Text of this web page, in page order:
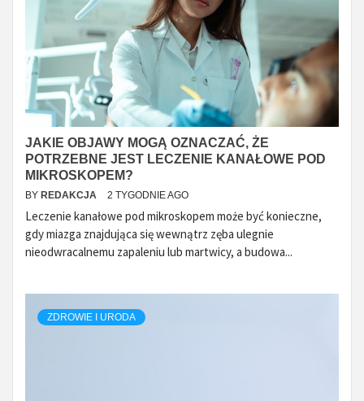
JAKIE OBJAWY MOGĄ OZNACZAĆ, ŻE
POTRZEBNE JEST LECZENIE KANAŁOWE POD
MIKROSKOPEM?
BY REDAKCJA 2 TYGODNIE AGO
Leczenie kanałowe pod mikroskopem może być konieczne,
gdy miazga znajdująca się wewnątrz zęba ulegnie
nieodwracalnemu zapaleniu lub martwicy, a budowa...
ZDROWIE I URODA